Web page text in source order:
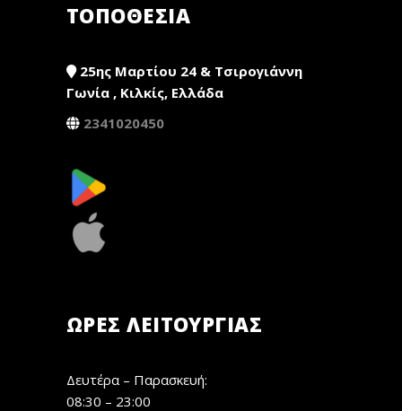
ΤΟΠΟΘΕΣΙΑ
25ης Μαρτίου 24 & Τσιρογιάννη
Γωνία , Κιλκίς, Ελλάδα
2341020450
ΏΡΕΣ ΛΕΙΤΟΥΡΓΊΑΣ
Δευτέρα – Παρασκευή:
08:30 – 23:00